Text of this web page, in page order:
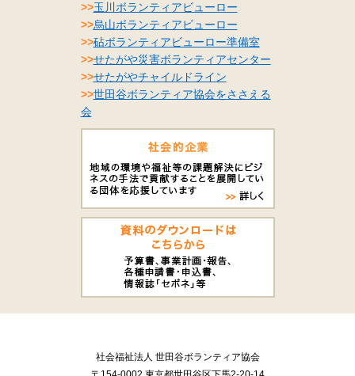
>>玉川ボランティアビューロー
>>烏山ボランティアビューロー
>>砧ボランティアビューロー準備室
>>せたがや災害ボランティアセンター
>>せたがやチャイルドライン
>>世田谷ボランティア協会をささえる
会
社会福祉法人 世田谷ボランティア協会